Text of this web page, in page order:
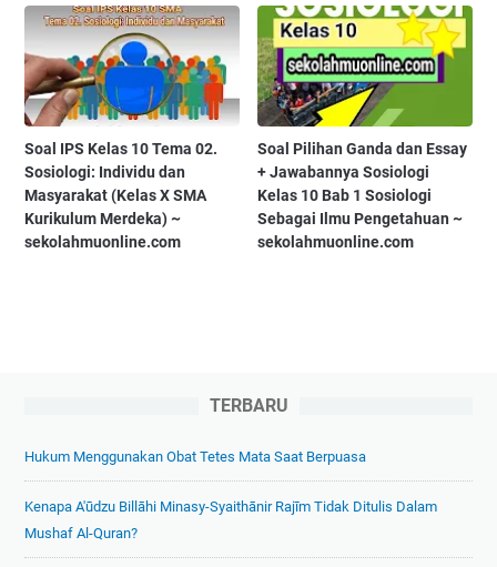
Soal IPS Kelas 10 Tema 02.
Sosiologi: Individu dan
Masyarakat (Kelas X SMA
Kurikulum Merdeka) ~
sekolahmuonline.com
Soal Pilihan Ganda dan Essay
+ Jawabannya Sosiologi
Kelas 10 Bab 1 Sosiologi
Sebagai Ilmu Pengetahuan ~
sekolahmuonline.com
TERBARU
Hukum Menggunakan Obat Tetes Mata Saat Berpuasa
Kenapa A'ūdzu Billāhi Minasy-Syaithānir Rajīm Tidak Ditulis Dalam
Mushaf Al-Quran?